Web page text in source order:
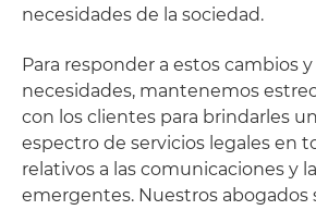
necesidades de la sociedad.
Para responder a estos cambios
necesidades, mantenemos
con los clientes para brindarles
espectro de servicios legales en
relativos a las comunicaciones y
emergentes. Nuestros abogados